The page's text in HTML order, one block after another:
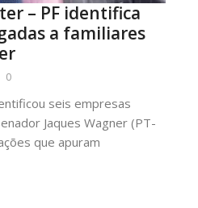
– PF identifica
a familiares
0
seis empresas
Jaques Wagner (PT-
que apuram